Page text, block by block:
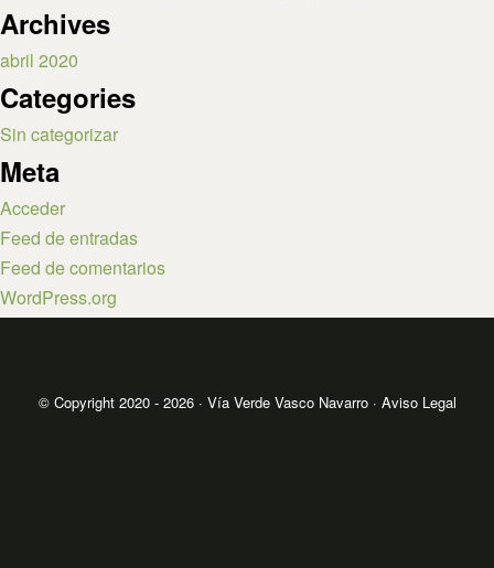
Archives
abril 2020
Categories
Sin categorizar
Meta
Acceder
Feed de entradas
Feed de comentarios
WordPress.org
© Copyright 2020 - 2026 · Vía Verde Vasco Navarro · Aviso Legal